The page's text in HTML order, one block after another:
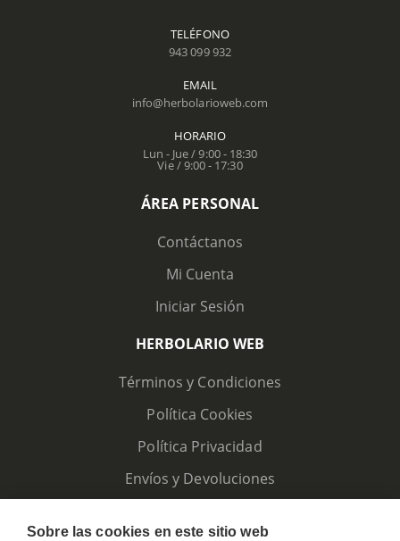
TELÉFONO
943 099 932
EMAIL
info@herbolarioweb.com
HORARIO
Lun - Jue / 9:00 - 18:30
Vie / 9:00 - 17:30
ÁREA PERSONAL
Contáctanos
Mi Cuenta
Iniciar Sesión
HERBOLARIO WEB
Términos y Condiciones
Política Cookies
Política Privacidad
Envíos y Devoluciones
Sobre las cookies en este sitio web